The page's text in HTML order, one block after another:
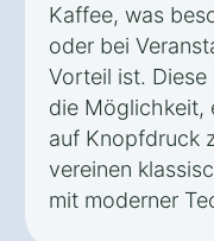
Kaffee, was
oder bei
Vorteil ist.
die Möglichkeit,
auf Knopfdruck
vereinen
mit moderner